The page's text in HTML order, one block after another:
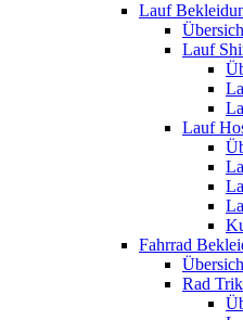
Lauf
Lauf
Lauf
Fahrrad
Rad